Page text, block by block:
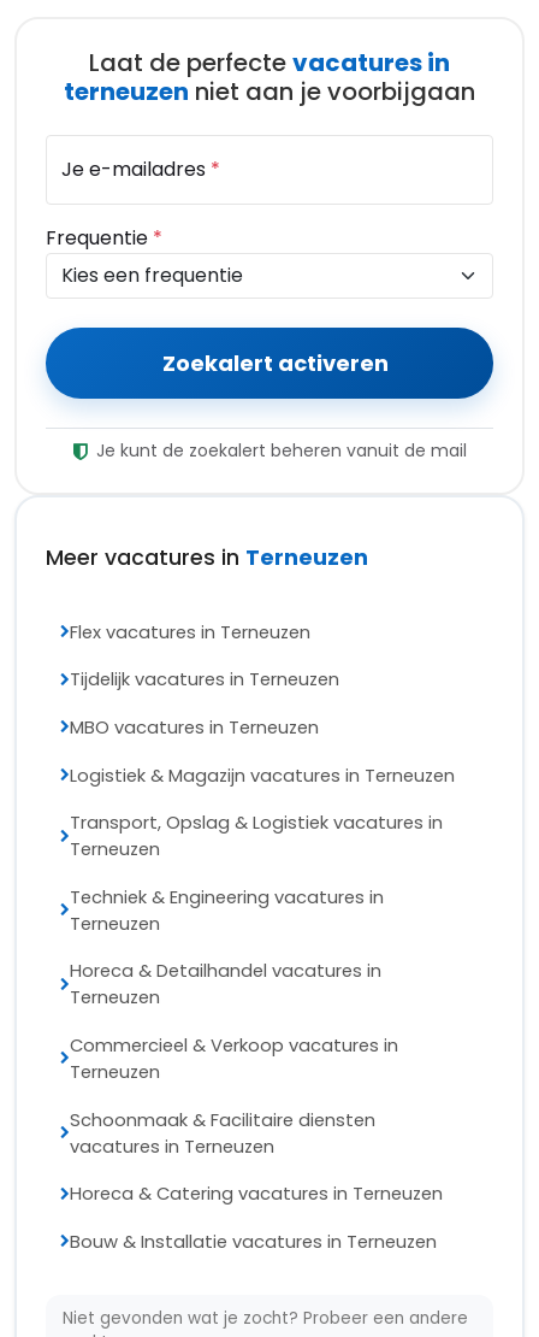
info@topvacaturebank.nl
Voor kandidaten
Alle vacatures
Vacatures zoeken
Bedrijven zoeken
Favorieten vacatures
Salaris wijzer
Vacatures beheren
Werkgevers login
Populaire Locaties
Vacatures Amsterdam
Vacatures Den Haag
Vacatures Groningen
Vacatures Zwolle
Vacatures Utrecht
Vacatures per stad
Overig
Contact
Sitemap
Legal